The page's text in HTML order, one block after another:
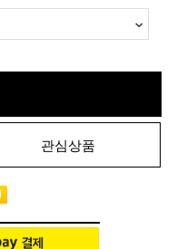
관심상품